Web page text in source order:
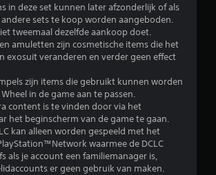
in deze set kunnen later afzonderlijk of als
sets te koop worden aangeboden.
tweemaal dezelfde aankoop doet.
amuletten zijn cosmetische items die het
exosuit veranderen en verder geen effect
zijn items die gebruikt kunnen worden
in de game aan te passen.
content is te vinden door via het
het beginscherm van de game te gaan.
kan alleen worden gespeeld met het
waarmee de DCLC
als je account een familiemanager is,
er geen gebruik van maken.